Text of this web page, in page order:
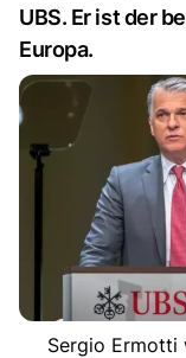
UBS. Er ist der
Europa.
Sergio Ermotti